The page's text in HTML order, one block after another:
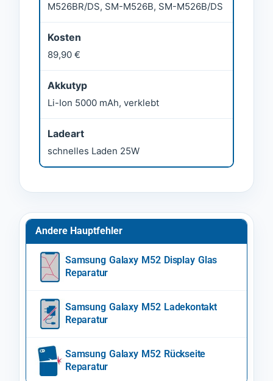
M526BR/DS, SM-M526B, SM-M526B/DS
Kosten
89,90 €
Akkutyp
Li-Ion 5000 mAh, verklebt
Ladeart
schnelles Laden 25W
Andere Hauptfehler
Samsung Galaxy M52 Display Glas
Reparatur
Samsung Galaxy M52 Ladekontakt
Reparatur
Samsung Galaxy M52 Rückseite
Reparatur